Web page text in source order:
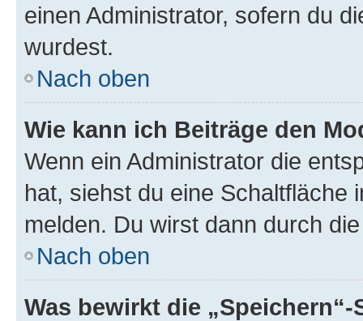
einen Administrator, sofern du
wurdest.
Nach oben
Wie kann ich Beiträge den
Wenn ein Administrator die
hat, siehst du eine Schaltfläche
melden. Du wirst dann durch
Nach oben
Was bewirkt die